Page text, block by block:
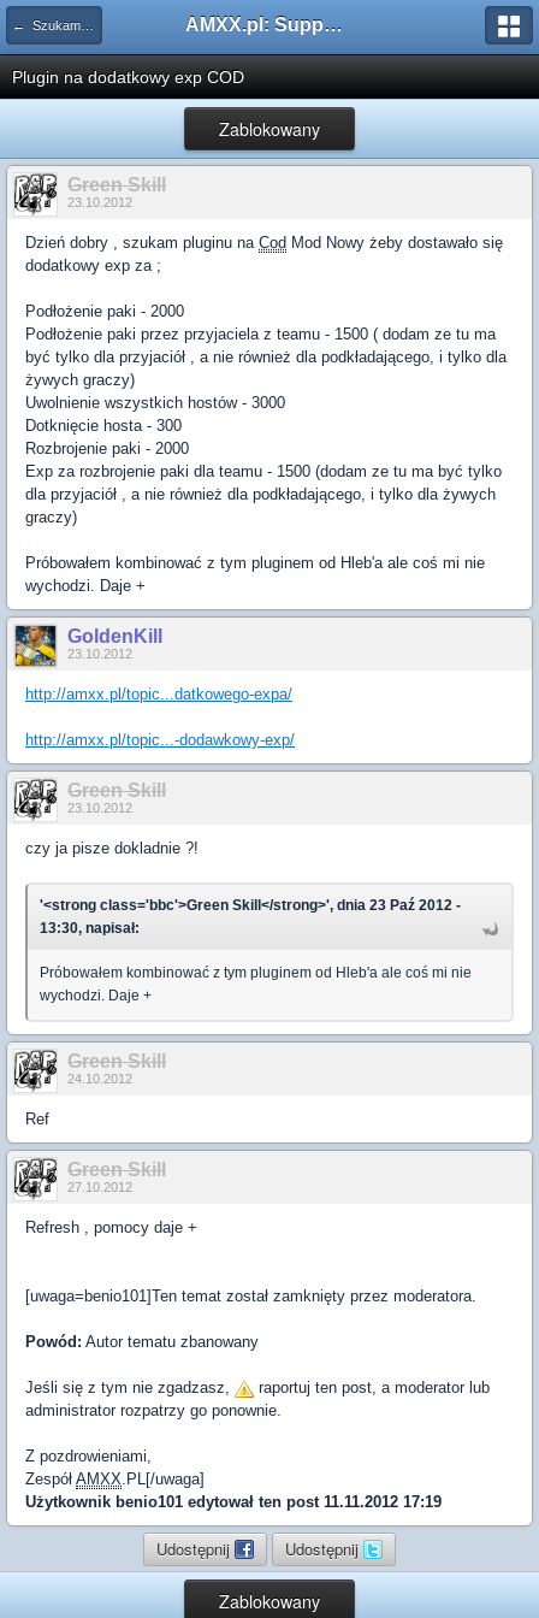
← Szukam pluginu AMXX.pl: Support AMX Mod X i SourceMod
Plugin na dodatkowy exp COD
Zablokowany
Green Skill
23.10.2012
Dzień dobry , szukam pluginu na Cod Mod Nowy żeby dostawało się
dodatkowy exp za ;
Podłożenie paki - 2000
Podłożenie paki przez przyjaciela z teamu - 1500 ( dodam ze tu ma
być tylko dla przyjaciół , a nie również dla podkładającego, i tylko dla
żywych graczy)
Uwolnienie wszystkich hostów - 3000
Dotknięcie hosta - 300
Rozbrojenie paki - 2000
Exp za rozbrojenie paki dla teamu - 1500 (dodam ze tu ma być tylko
dla przyjaciół , a nie również dla podkładającego, i tylko dla żywych
graczy)
Próbowałem kombinować z tym pluginem od Hleb'a ale coś mi nie
wychodzi. Daje +
GoldenKill
23.10.2012
http://amxx.pl/topic...datkowego-expa/
http://amxx.pl/topic...-dodawkowy-exp/
Green Skill
23.10.2012
czy ja pisze dokladnie ?!
'<strong class='bbc'>Green Skill</strong>', dnia 23 Paź 2012 -
13:30, napisał:
Próbowałem kombinować z tym pluginem od Hleb'a ale coś mi nie
wychodzi. Daje +
Green Skill
24.10.2012
Ref
Green Skill
27.10.2012
Refresh , pomocy daje +
[uwaga=benio101]Ten temat został zamknięty przez moderatora.
Powód: Autor tematu zbanowany
Jeśli się z tym nie zgadzasz,
raportuj ten post, a moderator lub
administrator rozpatrzy go ponownie.
Z pozdrowieniami,
Zespół AMXX.PL[/uwaga]
Użytkownik benio101 edytował ten post 11.11.2012 17:19
Udostępnij Udostępnij
Zablokowany